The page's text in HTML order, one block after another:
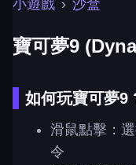
小遊戲 › 沙盒
寶可夢9
如何玩寶可夢9
滑鼠點擊：
令